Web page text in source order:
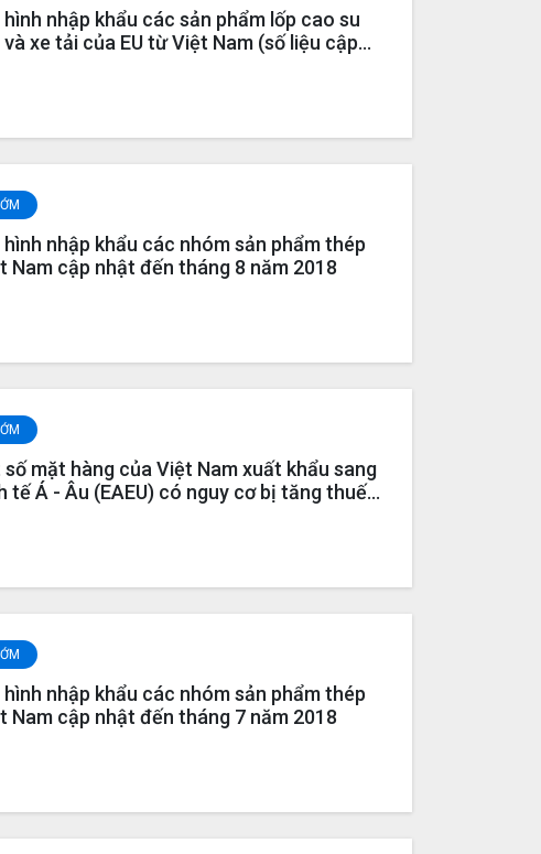
nhập khẩu các sản phẩm lốp cao su
xe tải của EU từ Việt Nam (số liệu cập
8/2018)
nhập khẩu các nhóm sản phẩm thép
Nam cập nhật đến tháng 8 năm 2018
mặt hàng của Việt Nam xuất khẩu sang
tế Á - Âu (EAEU) có nguy cơ bị tăng thuế
MFN do EAEU áp dụng cơ chế tự vệ
nhập khẩu các nhóm sản phẩm thép
Nam cập nhật đến tháng 7 năm 2018